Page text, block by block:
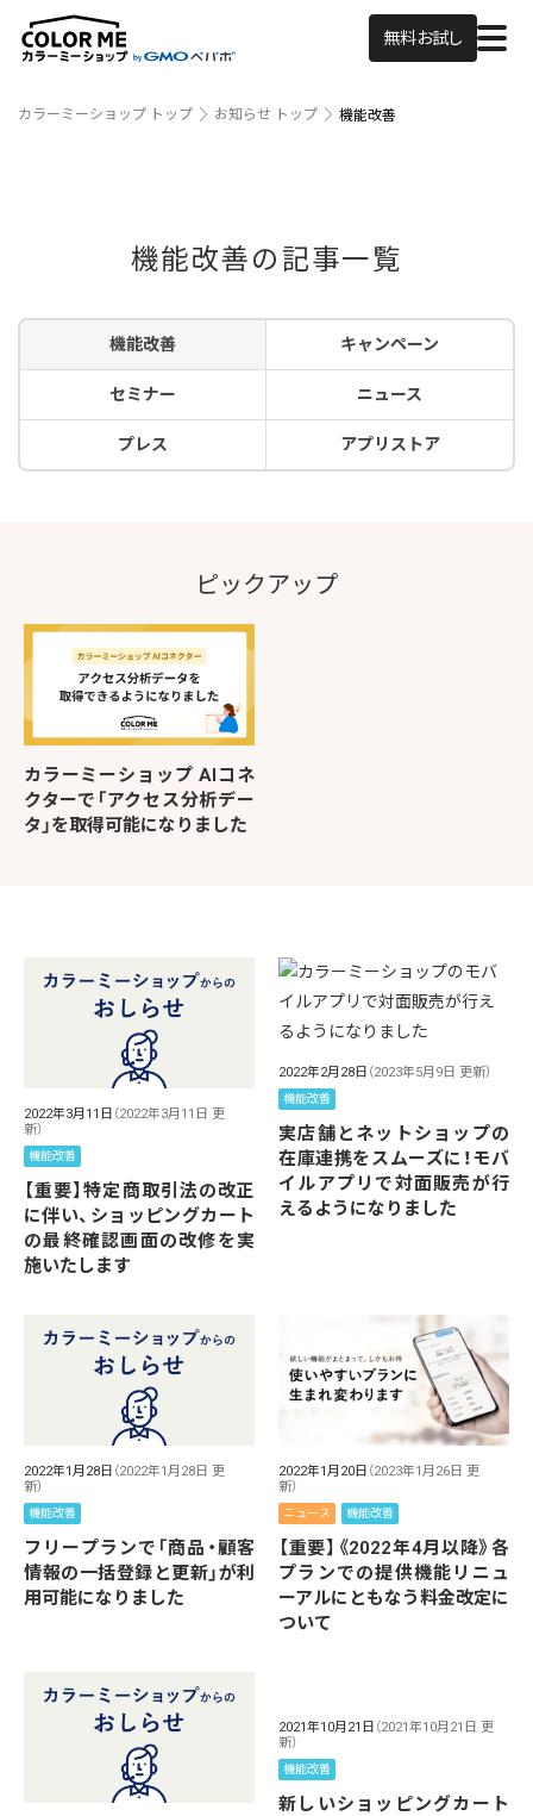
無料お試し
カラーミーショップ トップ お知らせ トップ 機能改善
機能改善の記事一覧
機能改善 キャンペーン
セミナー ニュース
プレス アプリストア
ピックアップ
カラーミーショップ AIコネ
クターで「アクセス分析デー
タ」を取得可能になりました
2022年3月11日 （2022年3月11日 更
新）
機能改善
【重要】特定商取引法の改正
に伴い、ショッピングカート
の最終確認画面の改修を実
施いたします
2022年2月28日 （2023年5月9日 更新）
機能改善
実店舗とネットショップの
在庫連携をスムーズに！モバ
イルアプリで対面販売が行
えるようになりました
2022年1月28日 （2022年1月28日 更
新）
機能改善
フリープランで「商品・顧客
情報の一括登録と更新」が利
用可能になりました
2022年1月20日 （2023年1月26日 更
新）
ニュース 機能改善
【重要】《2022年4月以降》各
プランでの提供機能リニュ
ーアルにともなう料金改定に
ついて
2021年10月21日 （2021年10月21日 更
新）
機能改善
新しいショッピングカート